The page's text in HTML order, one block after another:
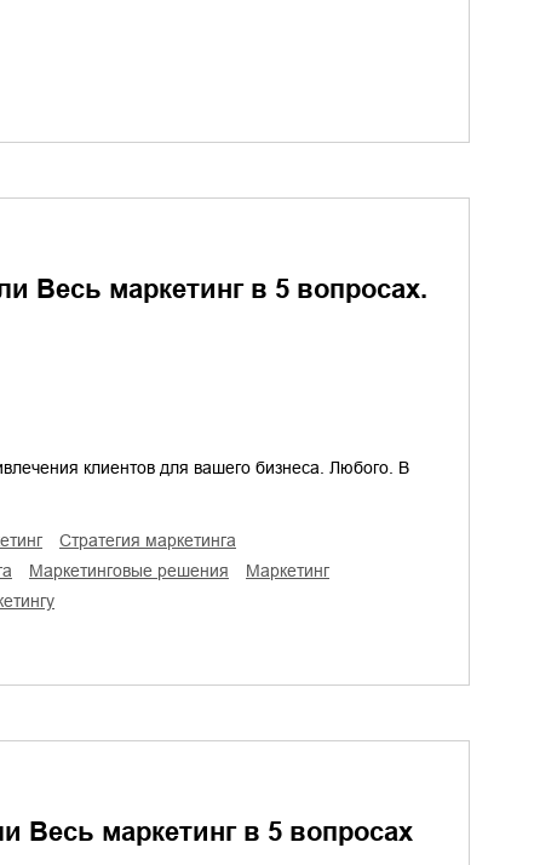
Весь маркетинг в 5 вопросах.
клиентов для вашего бизнеса. Любого. В
стратегия маркетинга
маркетинговые решения
маркетинг
Весь маркетинг в 5 вопросах